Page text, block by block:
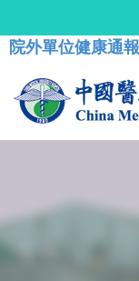
院外單位健康通報